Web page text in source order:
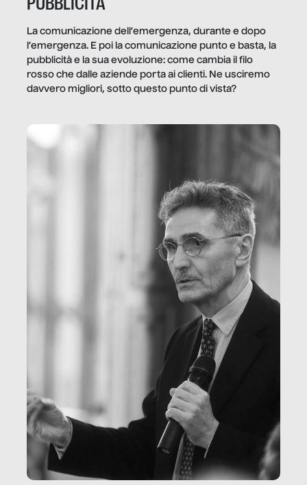
La comunicazione dell’emergenza, durante e dopo
l’emergenza. E poi la comunicazione punto e basta, la
pubblicità e la sua evoluzione: come cambia il filo
rosso che dalle aziende porta ai clienti. Ne usciremo
davvero migliori, sotto questo punto di vista?